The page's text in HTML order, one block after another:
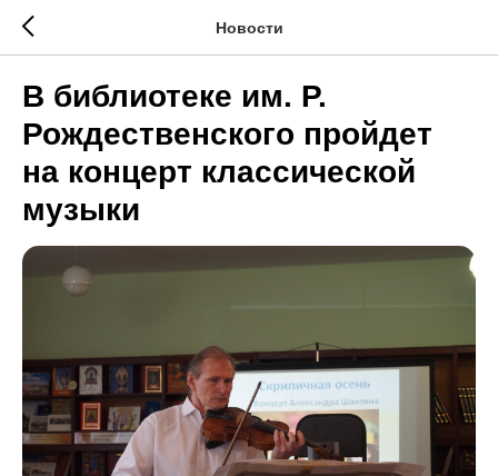
Новости
В библиотеке им. Р.
Рождественского пройдет
на концерт классической
музыки